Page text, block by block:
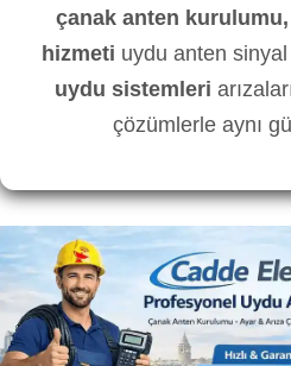
çanak anten
hizmeti uydu anten
uydu sistemleri
çözümlerle aynı